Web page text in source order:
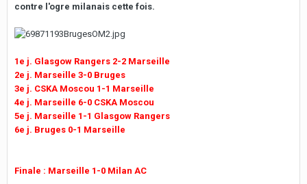
contre l'ogre milanais cette fois.
1e j. Glasgow Rangers 2-2 Marseille
2e j. Marseille 3-0 Bruges
3e j. CSKA Moscou 1-1 Marseille
4e j. Marseille 6-0 CSKA Moscou
5e j. Marseille 1-1 Glasgow Rangers
6e j. Bruges 0-1 Marseille
Finale : Marseille 1-0 Milan AC